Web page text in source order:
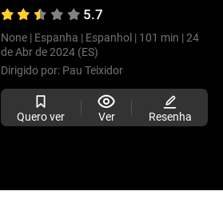
5.7
None | Espanha | Espanhol | 101 min | 24
de Abr de 2024 (ES)
Dirigido por: Pau Teixidor
Quero ver Ver Resenha